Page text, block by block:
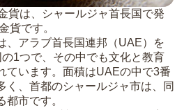
貨は、シャールジャ首長国で発
貨です。
、アラブ首長国連邦（UAE）を
1つで、その中でも文化と教育
ています。面積はUAEの中で3番
く、首都のシャールジャ市は、同
都市です。